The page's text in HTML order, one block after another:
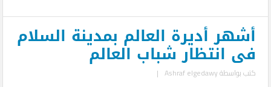
أشهر أديرة العالم بمدينة السلام
فى انتظار شباب العالم
كتب بواسطةAshraf elgedawy
|